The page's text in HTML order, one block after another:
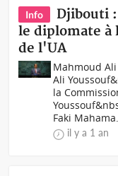
Info
Djibouti
le diplomate à
de l'UA
Mahmoud
Ali
la
Faki
il y a 1 an